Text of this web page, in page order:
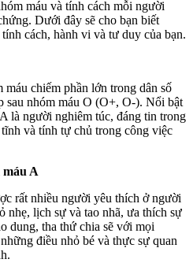
Nói
Điều
máu và tính cách mỗi người
Dưới đây sẽ cho bạn biết
cách, hành vi và tư duy của bạn.
chiếm phần lớn trong dân số
sau nhóm máu O (O+, O-). Nổi bật
là người nghiêm túc, đáng tin trong
và tính tự chủ trong công việc
A
rất nhiều người yêu thích ở người
nhẹ, lịch sự và tao nhã, ưa thích sự
dung, tha thứ chia sẽ với mọi
điều nhỏ bé và thực sự quan